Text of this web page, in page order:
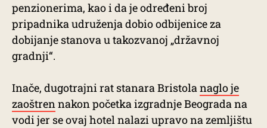
penzionerima, kao i da je određeni broj
pripadnika udruženja dobio odbijenice za
dobijanje stanova u takozvanoj „državnoj
gradnji“.
Inače, dugotrajni rat stanara Bristolanaglo je
zaoštrennakon početka izgradnje Beograda na
vodi jer se ovaj hotel nalazi upravo na zemljištu